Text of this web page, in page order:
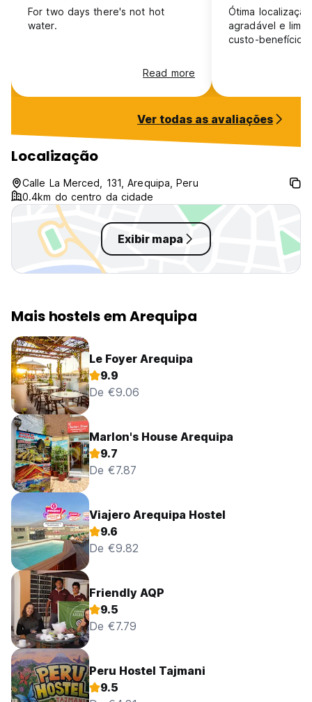
For two days there's not hot
water.
Read more
Ótima localização, ambiente
agradável e
custo-benefício.
Ver todas as avaliações
Localização
Calle La Merced, 131, Arequipa, Peru
0.4km do centro da cidade
Exibir mapa
Mais hostels em Arequipa
Le Foyer Arequipa
9.9
De €9.06
Marlon's House Arequipa
9.7
De €7.87
Viajero Arequipa Hostel
9.6
De €9.82
Friendly AQP
9.5
De €7.79
Peru Hostel Tajmani
9.5